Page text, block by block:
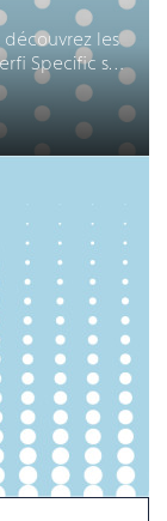
les
Specific sur